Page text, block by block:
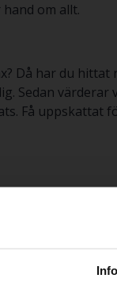
om allt.
Då har du
Sedan
Få uppskattat
Ford Kuga